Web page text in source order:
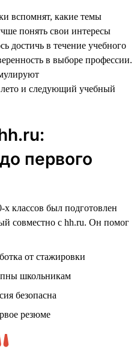
вспомнят, какие темы
понять свои интересы
достичь в течение учебного
в выборе профессии.
и следующий учебный
первого
классов был подготовлен
совместно с hh.ru. Он помог
от стажировки
школьникам
безопасна
резюме